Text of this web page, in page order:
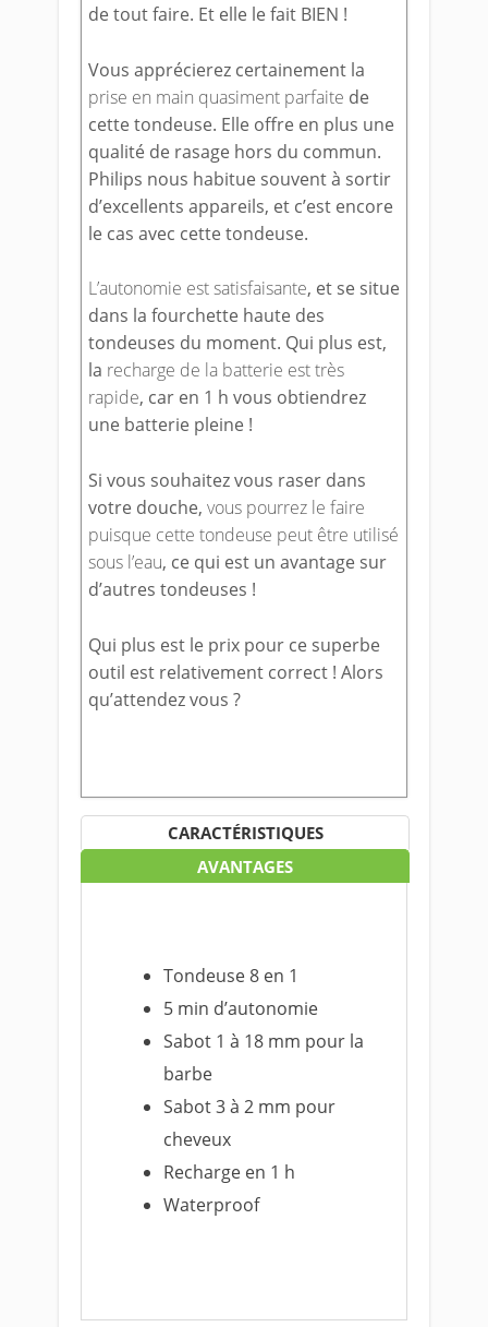
de tout faire. Et elle le fait BIEN !
Vous apprécierez certainement la
prise en main quasiment parfaite de
cette tondeuse. Elle offre en plus une
qualité de rasage hors du commun.
Philips nous habitue souvent à sortir
d’excellents appareils, et c’est encore
le cas avec cette tondeuse.
L’autonomie est satisfaisante, et se situe
dans la fourchette haute des
tondeuses du moment. Qui plus est,
la recharge de la batterie est très
rapide, car en 1 h vous obtiendrez
une batterie pleine !
Si vous souhaitez vous raser dans
votre douche, vous pourrez le faire
puisque cette tondeuse peut être utilisé
sous l’eau, ce qui est un avantage sur
d’autres tondeuses !
Qui plus est le prix pour ce superbe
outil est relativement correct ! Alors
qu’attendez vous ?
CARACTÉRISTIQUES
AVANTAGES
Tondeuse 8 en 1
5 min d’autonomie
Sabot 1 à 18 mm pour la
barbe
Sabot 3 à 2 mm pour
cheveux
Recharge en 1 h
Waterproof